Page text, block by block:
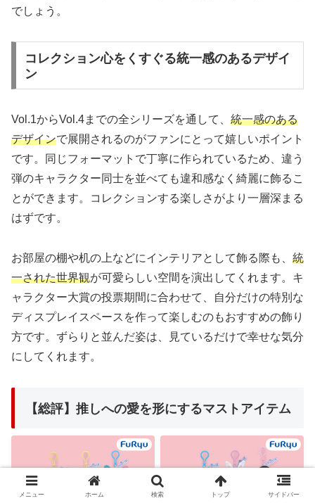
でしょう。
コレクション心をくすぐる統一感のあるデザイ
ン
Vol.1からVol.4までの全シリーズを通して、 統一感のある
デザインで展開されるのがファンにとって嬉しいポイント
です。同じフォーマットで丁寧に作られているため、違う
弾のキャラクター同士を並べても違和感なく綺麗に飾るこ
とができます。コレクションする楽しさがより一層深まる
はずです。
お部屋の棚や机の上などにインテリアとして飾る際も、 統
一された世界観が可愛らしい空間を演出してくれます。キ
ャラクター大賞の投票期間に合わせて、自分だけの特別な
ディスプレイスペースを作って楽しむのもおすすめの飾り
方です。ずらりと並んだ姿は、見ているだけで幸せな気分
にしてくれます。
【総評】推しへの愛を形にするマストアイテム
メニュー ホーム 検索 トップ サイドバー